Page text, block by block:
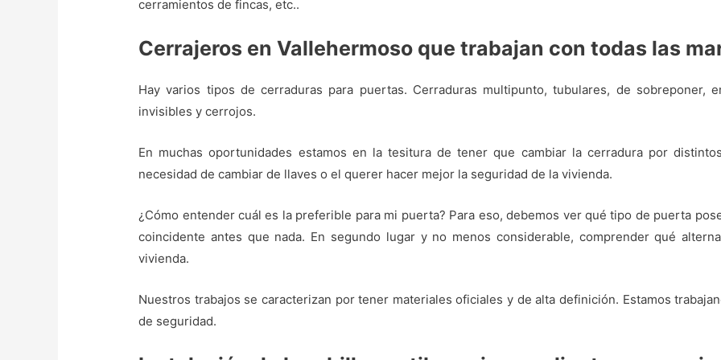
cerramientos de fincas, etc..
Cerrajeros en Vallehermoso que trabajan con todas las
Hay varios tipos de cerraduras para puertas. Cerraduras multipunto, tubulares, de sobreponer,
invisibles y cerrojos.
En muchas oportunidades estamos en la tesitura de tener que cambiar la cerradura por
necesidad de cambiar de llaves o el querer hacer mejor la seguridad de la vivienda.
¿Cómo entender cuál es la preferible para mi puerta? Para eso, debemos ver qué tipo de puerta
coincidente antes que nada. En segundo lugar y no menos considerable, comprender qué
vivienda.
Nuestros trabajos se caracterizan por tener materiales oficiales y de alta definición. Estamos
de seguridad.